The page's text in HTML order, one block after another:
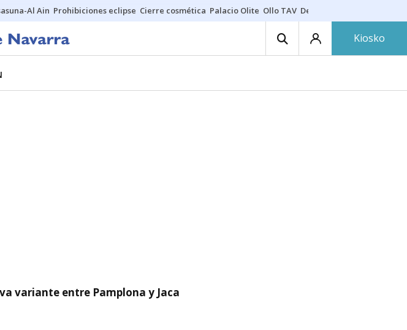
Al Ain Prohibiciones eclipse Cierre cosmética Palacio Olite Ollo TAV Derrama vecinos
Kiosko
variante entre Pamplona y Jaca